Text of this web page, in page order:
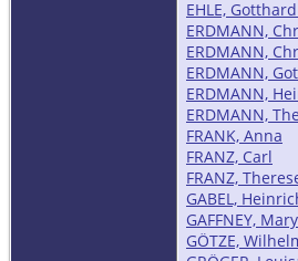
EHLE,
ERDMANN,
ERDMANN,
ERDMANN,
ERDMANN,
ERDMANN,
FRANK, Anna
FRANZ, Carl
FRANZ,
GABEL,
GAFFNEY, Mary
GÖTZE,